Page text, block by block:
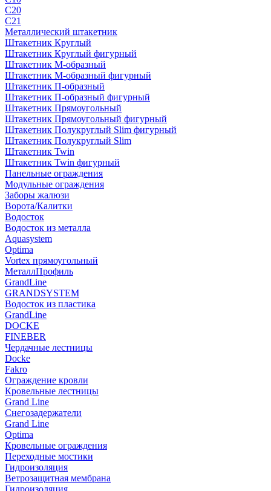
С20
С21
Металлический штакетник
Штакетник Круглый
Штакетник Круглый фигурный
Штакетник М-образный
Штакетник М-образный фигурный
Штакетник П-образный
Штакетник П-образный фигурный
Штакетник Прямоугольный
Штакетник Прямоугольный фигурный
Штакетник Полукруглый Slim фигурный
Штакетник Полукруглый Slim
Штакетник Twin
Штакетник Twin фигурный
Панельные ограждения
Модульные ограждения
Заборы жалюзи
Ворота/Калитки
Водосток
Водосток из металла
Aquasystem
Optima
Vortex прямоугольный
МеталлПрофиль
GrandLine
GRANDSYSTEM
Водосток из пластика
GrandLine
DOCKE
FINEBER
Чердачные лестницы
Docke
Fakro
Ограждение кровли
Кровельные лестницы
Grand Line
Снегозадержатели
Grand Line
Optima
Кровельные ограждения
Переходные мостики
Гидроизоляция
Ветрозащитная мембрана
Гидроизоляция